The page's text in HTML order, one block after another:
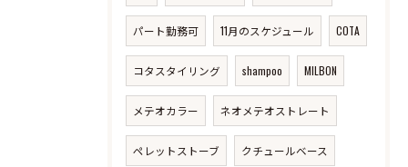
パート勤務可 11月のスケジュール COTA
コタスタイリング shampoo MILBON
メテオカラー ネオメテオストレート
ペレットストーブ クチュールベース